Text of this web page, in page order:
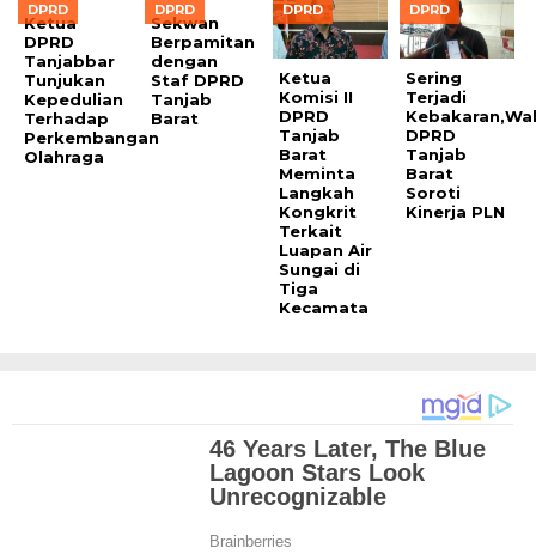
DPRD
Ketua
DPRD
Tanjabbar
Tunjukan
Kepedulian
Terhadap
Perkembangan
Olahraga
DPRD
Sekwan
Berpamitan
dengan
Staf DPRD
Tanjab
Barat
DPRD
Ketua
Komisi II
DPRD
Tanjab
Barat
Meminta
Langkah
Kongkrit
Terkait
Luapan Air
Sungai di
Tiga
Kecamata
DPRD
Sering
Terjadi
DPRD
Tanjab
Barat
Soroti
Kinerja PLN